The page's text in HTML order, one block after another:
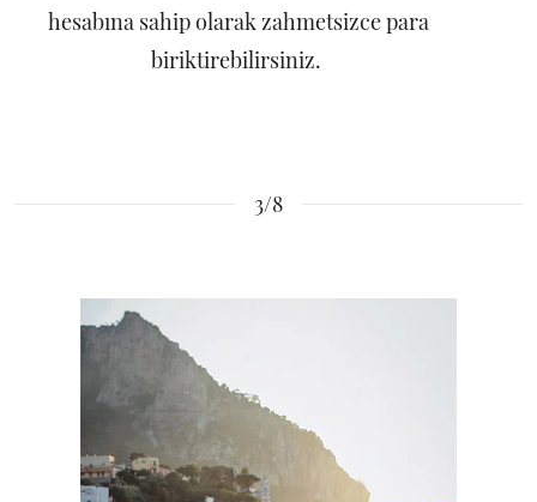
hesabına sahip olarak zahmetsizce para
biriktirebilirsiniz.
3/8